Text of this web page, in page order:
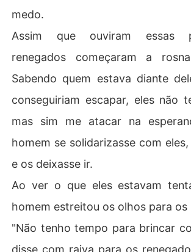
medo.
Assim que ouviram essas
renegados começaram a
Sabendo quem estava diante
conseguiriam escapar, eles não
mas sim me atacar na
homem se solidarizasse com
e os deixasse ir.
Ao ver o que eles estavam
homem estreitou os olhos para os
"Não tenho tempo para brincar
disse com raiva para os